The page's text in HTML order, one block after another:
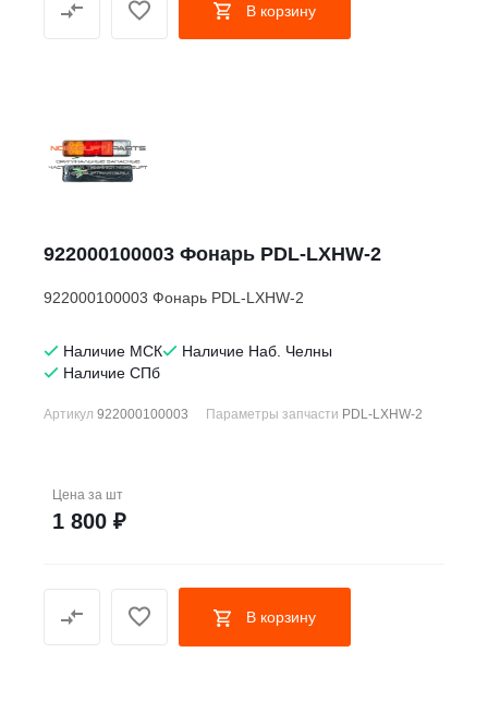
В корзину
922000100003 Фонарь PDL-LXHW-2
922000100003 Фонарь PDL-LXHW-2
Наличие МСК
Наличие Наб. Челны
Наличие СПб
Артикул 922000100003 Параметры запчасти PDL-LXHW-2
Цена за шт
1 800 ₽
В корзину